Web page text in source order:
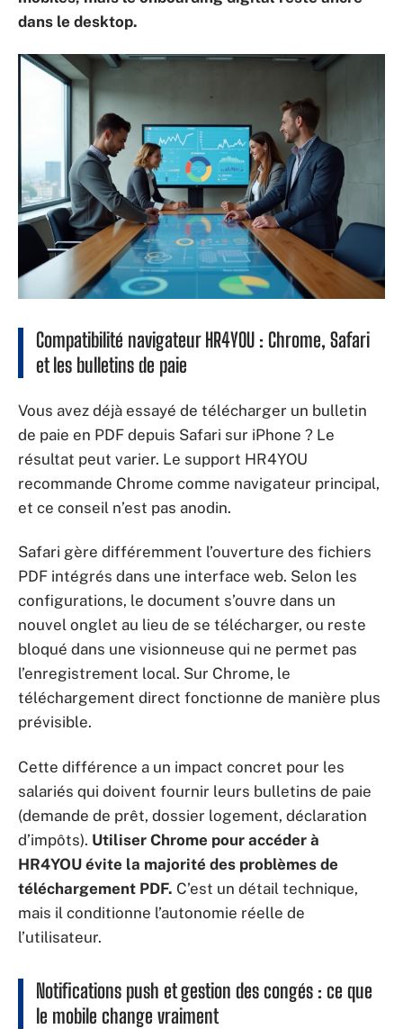
dans le desktop.
Compatibilité navigateur HR4YOU : Chrome, Safari
et les bulletins de paie
Vous avez déjà essayé de télécharger un bulletin
de paie en PDF depuis Safari sur iPhone ? Le
résultat peut varier. Le support HR4YOU
recommande Chrome comme navigateur principal,
et ce conseil n’est pas anodin.
Safari gère différemment l’ouverture des fichiers
PDF intégrés dans une interface web. Selon les
configurations, le document s’ouvre dans un
nouvel onglet au lieu de se télécharger, ou reste
bloqué dans une visionneuse qui ne permet pas
l’enregistrement local. Sur Chrome, le
téléchargement direct fonctionne de manière plus
prévisible.
Cette différence a un impact concret pour les
salariés qui doivent fournir leurs bulletins de paie
(demande de prêt, dossier logement, déclaration
d’impôts). Utiliser Chrome pour accéder à
HR4YOU évite la majorité des problèmes de
téléchargement PDF. C’est un détail technique,
mais il conditionne l’autonomie réelle de
l’utilisateur.
Notifications push et gestion des congés : ce que
le mobile change vraiment